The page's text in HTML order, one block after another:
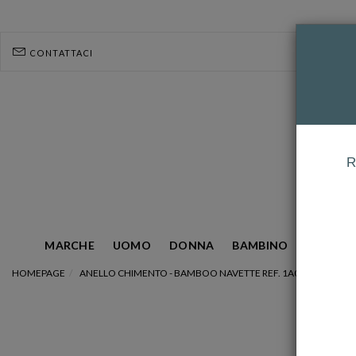
CONTATTACI
MARCHE UOMO DONNA BAMBINO
HOMEPAGE ANELLO CHIMENTO - BAMBOO NAVETTE REF. 1A05843B16140